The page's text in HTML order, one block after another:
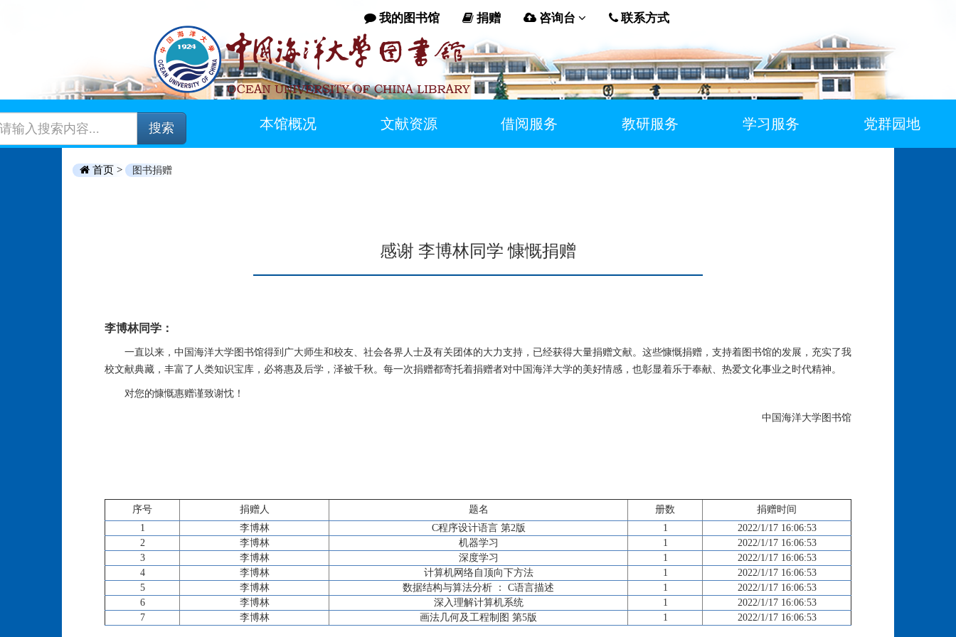
我的图书馆 捐赠 咨询台 联系方式
搜索 本馆概况 文献资源 借阅服务 教研服务 学习服务 党群园地
首页 > 图书捐赠
感谢 李博林同学 慷慨捐赠
李博林同学：
一直以来，中国海洋大学图书馆得到广大师生和校友、社会各界人士及有关团体的大力支持，已经获得大量捐赠文献。这些慷慨捐赠，支持着图书馆的发展，充实了我
校文献典藏，丰富了人类知识宝库，必将惠及后学，泽被千秋。每一次捐赠都寄托着捐赠者对中国海洋大学的美好情感，也彰显着乐于奉献、热爱文化事业之时代精神。
对您的慷慨惠赠谨致谢忱！
中国海洋大学图书馆
序号 捐赠人 题名 册数
捐赠时间
1
李博林 C程序设计语言 第2版 1
2022/1/17 16:06:53
2
李博林 机器学习 1
2022/1/17 16:06:53
3
李博林 深度学习 1
2022/1/17 16:06:53
4
李博林 计算机网络自顶向下方法 1
2022/1/17 16:06:53
5
李博林 数据结构与算法分析 ： C语言描述 1
2022/1/17 16:06:53
6
李博林 深入理解计算机系统 1
2022/1/17 16:06:53
7
李博林 画法几何及工程制图 第5版 1 2022/1/17 16:06:53